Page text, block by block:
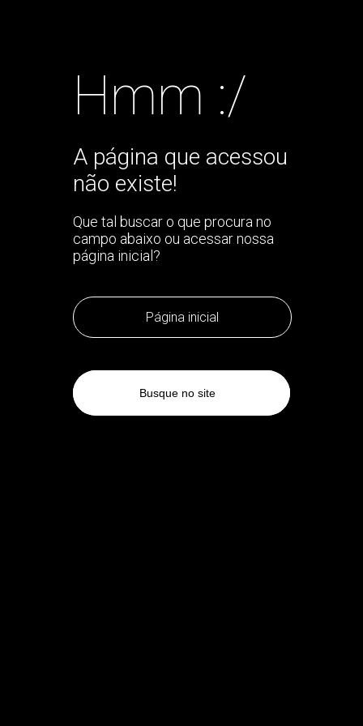
Hmm :/
A página que acessou
não existe!
Que tal buscar o que procura no
campo abaixo ou acessar nossa
página inicial?
Página inicial